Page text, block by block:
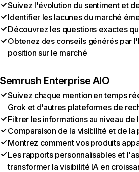
Suivez l'évolution du sentiment et
Identifier les lacunes du marché
Découvrez les questions exactes
Obtenez des conseils générés par
position sur le marché
Semrush Enterprise AIO
Suivez chaque mention en temps
Grok et d'autres plateformes de
Filtrer les informations au niveau
Comparaison de la visibilité et de
Montrez comment vos produits
Les rapports personnalisables et
transformer la visibilité IA en